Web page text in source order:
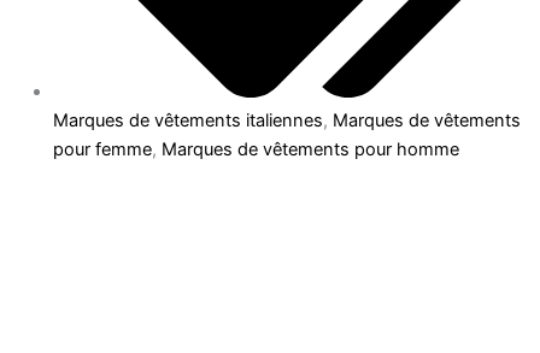
Marques de vêtements italiennes, Marques de vêtements
pour femme, Marques de vêtements pour homme